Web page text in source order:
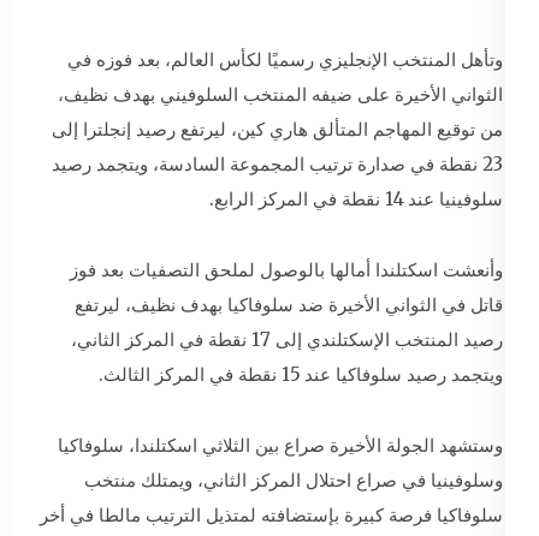
وتأهل المنتخب الإنجليزي رسميًا لكأس العالم، بعد فوزه في
الثواني الأخيرة على ضيفه المنتخب السلوفيني بهدف نظيف،
من توقيع المهاجم المتألق هاري كين، ليرتفع رصيد إنجلترا إلى
23 نقطة في صدارة ترتيب المجموعة السادسة، ويتجمد رصيد
سلوفينيا عند 14 نقطة في المركز الرابع.
وأنعشت اسكتلندا أمالها بالوصول لملحق التصفيات بعد فوز
قاتل في الثواني الأخيرة ضد سلوفاكيا بهدف نظيف، ليرتفع
رصيد المنتخب الإسكتلندي إلى 17 نقطة في المركز الثاني،
ويتجمد رصيد سلوفاكيا عند 15 نقطة في المركز الثالث.
وستشهد الجولة الأخيرة صراع بين الثلاثي اسكتلندا، سلوفاكيا
وسلوفينيا في صراع احتلال المركز الثاني، ويمتلك منتخب
سلوفاكيا فرصة كبيرة بإستضافته لمتذيل الترتيب مالطا في أخر